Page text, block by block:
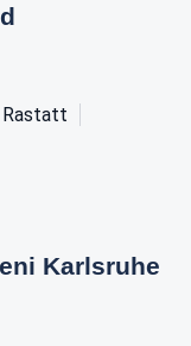
Rastatt
Karlsruhe